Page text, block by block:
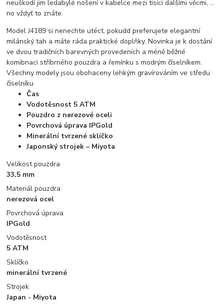
neuškodí jim ledabylé nošení v kabelce mezi tisíci dalšími věcmi, …
no vždyť to znáte.
Model J4189 si nenechte utéct, pokudd preferujete elegantní
milánský tah a máte ráda praktické doplňky. Novinka je k dostání
ve dvou tradičních barevných provedeních a méně běžné
komibnaci stříbrného pouzdra a řemínku s modrým číselníkem.
Všechny modely jsou obohaceny lehkým gravírováním ve středu
číselníku
Čas
Vodotěsnost 5 ATM
Pouzdro z nerezové oceli
Povrchová úprava IPGold
Minerální tvrzené sklíčko
Japonský strojek – Miyota
Velikost pouzdra
33,5 mm
Materiál pouzdra
nerezová ocel
Povrchová úprava
IPGold
Vodotěsnost
5 ATM
Sklíčko
minerální tvrzené
Strojek
Japan - Miyota